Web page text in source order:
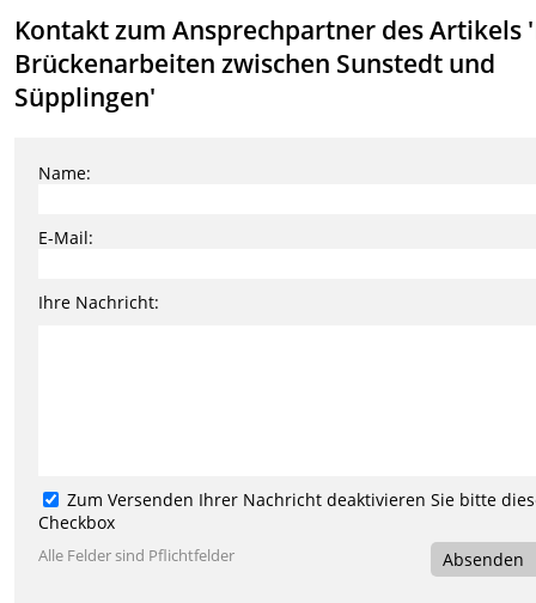
Kontakt zum Ansprechpartner des Artikels
Brückenarbeiten zwischen Sunstedt und
Süpplingen'
Name:
E-Mail:
Ihre Nachricht:
Zum Versenden Ihrer Nachricht deaktivieren Sie bitte
Checkbox
Alle Felder sind Pflichtfelder Absenden